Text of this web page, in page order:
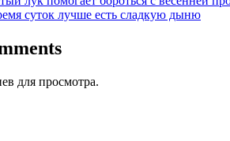
суток лучше есть сладкую дыню
для просмотра.